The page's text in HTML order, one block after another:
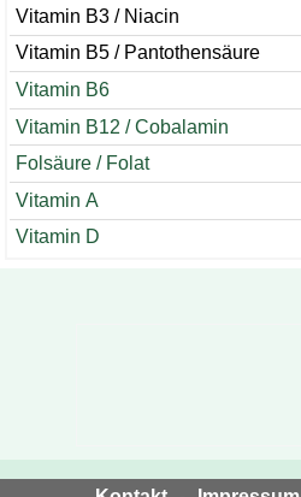
Vitamin B3 / Niacin
Vitamin B5 / Pantothensäure
Vitamin B6
Vitamin B12 / Cobalamin
Folsäure / Folat
Vitamin A
Vitamin D